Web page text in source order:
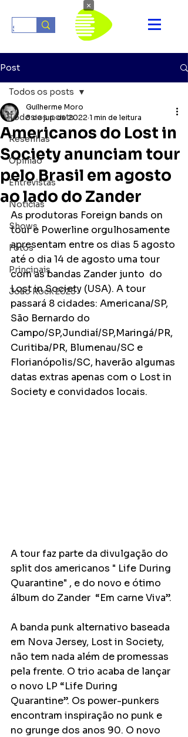
Post
Todos os posts
Resenhas
Opinião
Entrevistas
Notícias
Shows
Fotos
Principais
João Rock 2025
Todos os posts
Americanos do Lost in
Society anunciam tour
pelo Brasil em agosto
ao lado do Zander
Guilherme Moro
8 de jun. de 2022 1 min de leitura
As produtoras Foreign bands on
tour e Powerline orgulhosamente
apresentam entre os dias 5 agosto
até o dia 14 de agosto uma tour
com as bandas Zander junto  do
Lost in Society (USA). A tour
passará 8 cidades: Americana/SP,
São Bernardo do
Campo/SP,Jundiaí/SP,Maringá/PR,
Curitiba/PR, Blumenau/SC e
Florianópolis/SC, haverão algumas
datas extras apenas com o Lost in
Society e convidados locais.
A tour faz parte da divulgação do
split dos americanos " Life During
Quarantine" , e do novo e ótimo
álbum do Zander  “Em carne Viva”.
A banda punk alternativo baseada
em Nova Jersey, Lost in Society,
não tem nada além de promessas
pela frente. O trio acaba de lançar
o novo LP “Life During
Quarantine”. Os power-punkers
encontram inspiração no punk e
no grunge dos anos 90. O novo
×